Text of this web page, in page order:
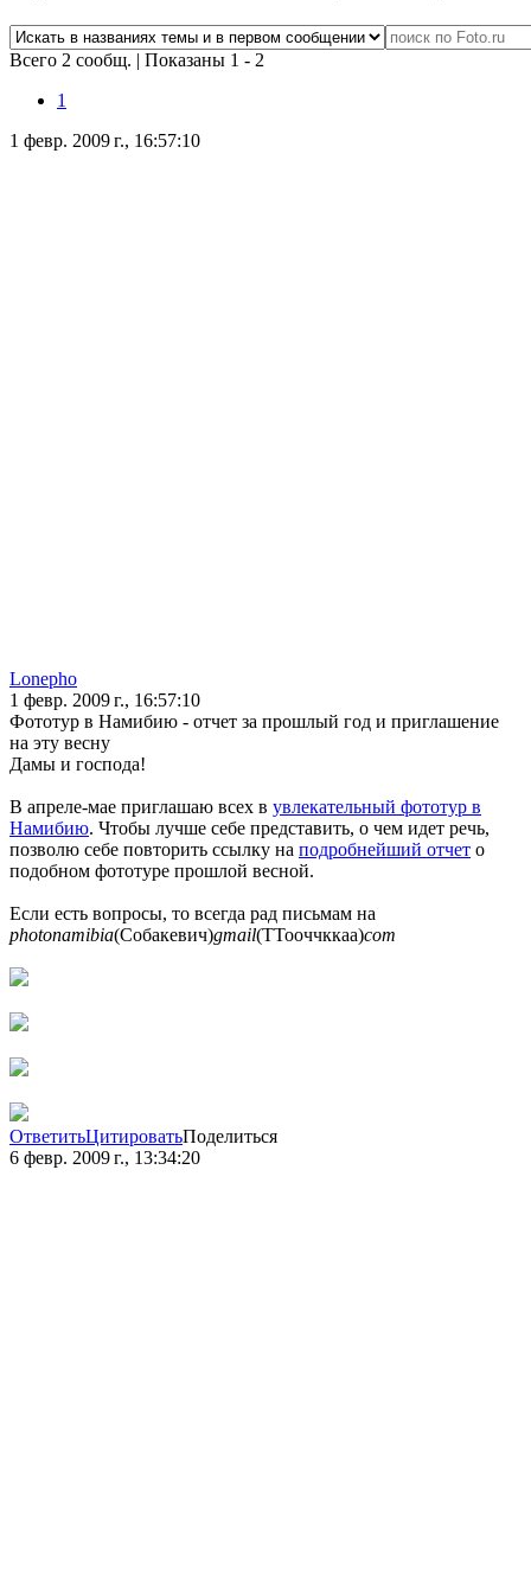
Всего 2 сообщ. | Показаны 1 - 2
1
1 февр. 2009 г., 16:57:10
Lonepho
1 февр. 2009 г., 16:57:10
Фототур в Намибию - отчет за прошлый год и приглашение
на эту весну
Дамы и господа!
В апреле-мае приглашаю всех в увлекательный фототур в
Намибию. Чтобы лучше себе представить, о чем идет речь,
позволю себе повторить ссылку на подробнейший отчет о
подобном фототуре прошлой весной.
Если есть вопросы, то всегда рад письмам на
photonamibia(Собакевич)gmail(ТТооччккаа)com
ОтветитьЦитироватьПоделиться
6 февр. 2009 г., 13:34:20